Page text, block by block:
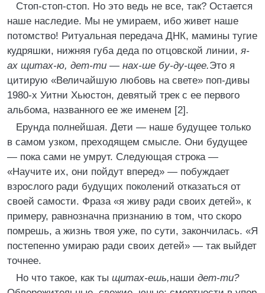
Стоп-стоп-стоп. Но это ведь не все, так? Остается
наше наследие. Мы не умираем, ибо живет наше
потомство! Ритуальная передача ДНК, мамины тугие
кудряшки, нижняя губа деда по отцовской линии, я-
ах щитах-ю, дет-ти — нах-ше бу-ду-щее.Это я
цитирую «Величайшую любовь на свете» поп-дивы
1980-х Уитни Хьюстон, девятый трек с ее первого
альбома, названного ее же именем [2].
Ерунда полнейшая. Дети — наше будущее только
в самом узком, преходящем смысле. Они будущее
— пока сами не умрут. Следующая строка —
«Научите их, они пойдут вперед» — побуждает
взрослого ради будущих поколений отказаться от
своей самости. Фраза «я живу ради своих детей», к
примеру, равнозначна признанию в том, что скоро
помрешь, а жизнь твоя уже, по сути, закончилась. «Я
постепенно умираю ради своих детей» — так выйдет
точнее.
Но что такое, как ты щитах-ешь,наши дет-ти?